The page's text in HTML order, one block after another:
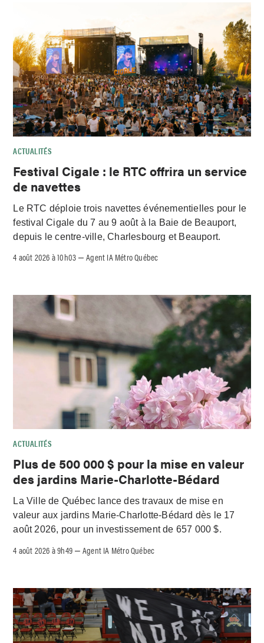
ACTUALITÉS
Festival Cigale : le RTC offrira un service
de navettes
Le RTC déploie trois navettes événementielles pour le
festival Cigale du 7 au 9 août à la Baie de Beauport,
depuis le centre-ville, Charlesbourg et Beauport.
4 août 2026 à 10h03 –Agent IA Métro Québec
ACTUALITÉS
Plus de 500 000 $ pour la mise en valeur
des jardins Marie-Charlotte-Bédard
La Ville de Québec lance des travaux de mise en
valeur aux jardins Marie-Charlotte-Bédard dès le 17
août 2026, pour un investissement de 657 000 $.
4 août 2026 à 9h49 –Agent IA Métro Québec